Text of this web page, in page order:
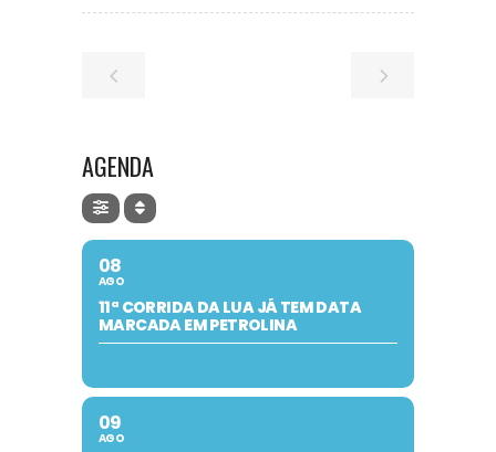
AGENDA
08
AGO
11ª CORRIDA DA LUA JÁ TEM DATA
MARCADA EM PETROLINA
09
AGO